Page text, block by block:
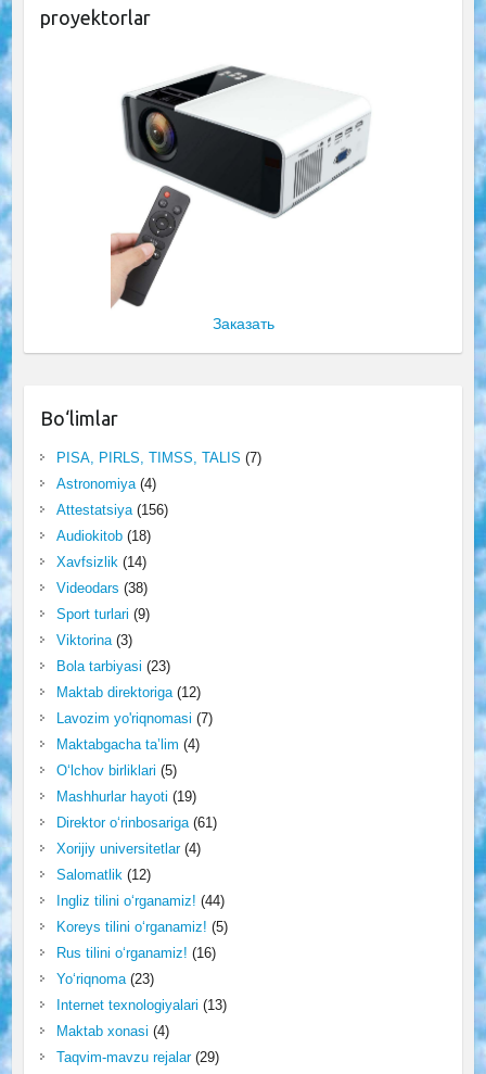
proyektorlar
Заказать
Bo‘limlar
PISA, PIRLS, TIMSS, TALIS (7)
Astronomiya(4)
Attestatsiya(156)
Audiokitob(18)
Xavfsizlik(14)
Videodars (38)
Sport turlari (9)
Viktorina(3)
Bola tarbiyasi (23)
Maktab direktoriga(12)
Lavozim yo'riqnomasi (7)
Maktabgacha ta’lim (4)
O‘lchov birliklari (5)
Mashhurlar hayoti (19)
Direktor o‘rinbosariga(61)
Xorijiy universitetlar(4)
Salomatlik(12)
Ingliz tilini o‘rganamiz! (44)
Koreys tilini o‘rganamiz! (5)
Rus tilini o‘rganamiz! (16)
Yo‘riqnoma(23)
Internet texnologiyalari (13)
Maktab xonasi (4)
Taqvim-mavzu rejalar(29)